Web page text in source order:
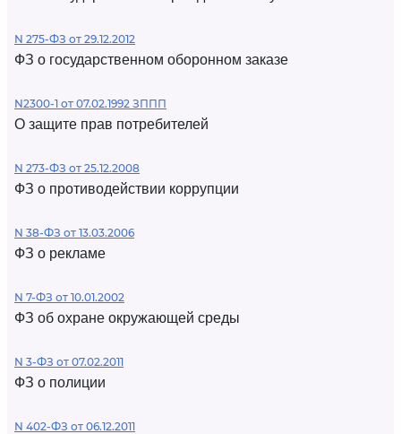
N 275-ФЗ от 29.12.2012
ФЗ о государственном оборонном заказе
N2300-1 от 07.02.1992 ЗППП
О защите прав потребителей
N 273-ФЗ от 25.12.2008
ФЗ о противодействии коррупции
N 38-ФЗ от 13.03.2006
ФЗ о рекламе
N 7-ФЗ от 10.01.2002
ФЗ об охране окружающей среды
N 3-ФЗ от 07.02.2011
ФЗ о полиции
N 402-ФЗ от 06.12.2011